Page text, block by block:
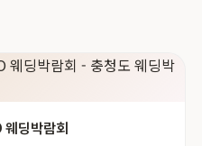
웨딩박람회